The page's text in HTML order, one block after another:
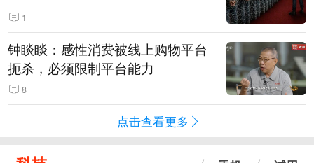
1
钟睒睒：感性消费被线上购物平台
扼杀，必须限制平台能力
8
点击查看更多